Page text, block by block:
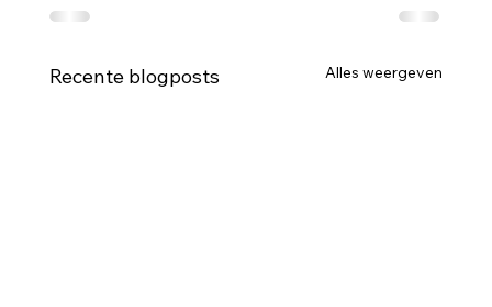
Recente blogposts Alles weergeven